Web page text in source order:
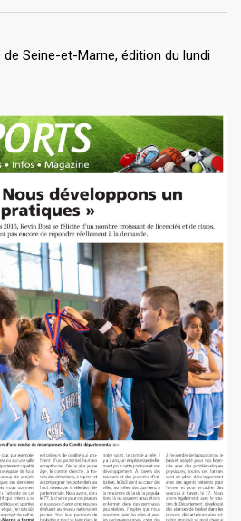
Seine-et-Marne, édition du lundi